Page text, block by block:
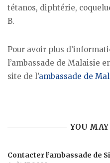
tétanos, diphtérie,
B.
Pour avoir plus
l’ambassade de Malaisie
site de l’ambassade de
YOU
Contacter l’ambassade de